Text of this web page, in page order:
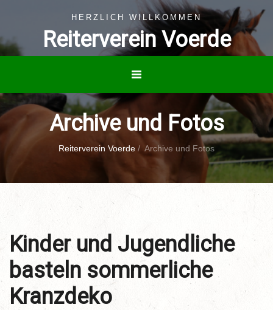
HERZLICH WILLKOMMEN
Reiterverein Voerde
Archive und Fotos
Reiterverein Voerde / Archive und Fotos
Kinder und Jugendliche
basteln sommerliche
Kranzdeko